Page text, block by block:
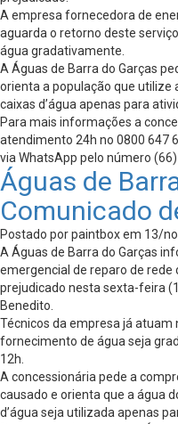
A empresa fornecedora de
aguarda o retorno deste
água gradativamente.
A Águas de Barra do Garças
orienta a população que utilize
caixas d’água apenas para
Para mais informações a
atendimento 24h no 0800 647
via WhatsApp pelo número
Águas de
Comunicado
Postado por paintbox em 13/
A Águas de Barra do Garças
emergencial de reparo de
prejudicado nesta sexta-feira
Benedito.
Técnicos da empresa já atuam
fornecimento de água seja
12h.
A concessionária pede a
causado e orienta que a água
d’água seja utilizada apenas